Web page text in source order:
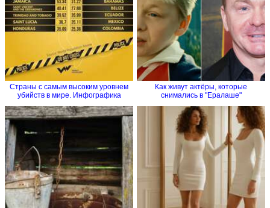
Страны с самым высоким уровнем
убийств в мире. Инфографика
Как живут актёры, которые
снимались в "Ералаше"